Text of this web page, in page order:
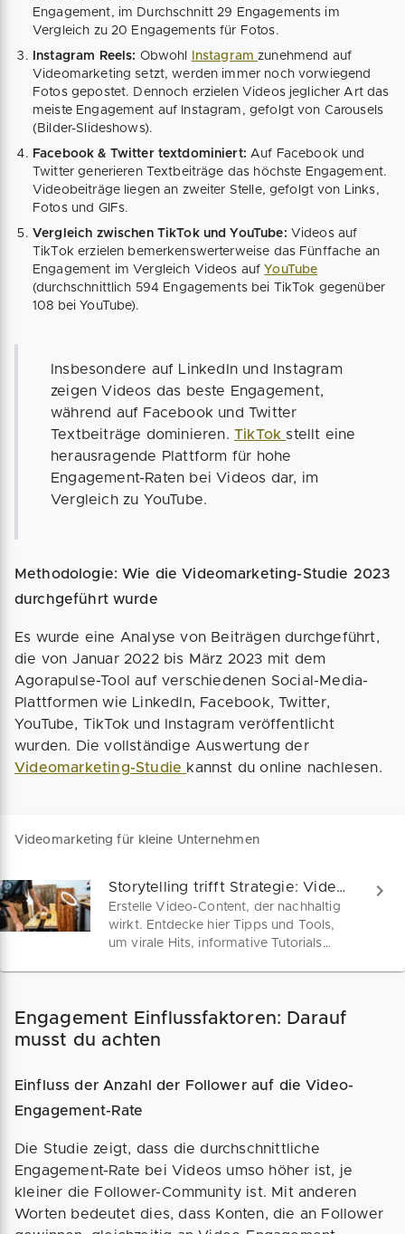
Engagement, im Durchschnitt 29 Engagements im
Vergleich zu 20 Engagements für Fotos.
Instagram Reels: Obwohl Instagramzunehmend auf
Videomarketing setzt, werden immer noch vorwiegend
Fotos gepostet. Dennoch erzielen Videos jeglicher Art das
meiste Engagement auf Instagram, gefolgt von Carousels
(Bilder-Slideshows).
Facebook & Twitter textdominiert: Auf Facebook und
Twitter generieren Textbeiträge das höchste Engagement.
Videobeiträge liegen an zweiter Stelle, gefolgt von Links,
Fotos und GIFs.
Vergleich zwischen TikTok und YouTube: Videos auf
TikTok erzielen bemerkenswerterweise das Fünffache an
Engagement im Vergleich Videos auf YouTube
(durchschnittlich 594 Engagements bei TikTok gegenüber
108 bei YouTube).
Insbesondere auf LinkedIn und Instagram
zeigen Videos das beste Engagement,
während auf Facebook und Twitter
Textbeiträge dominieren. TikTok stellt eine
herausragende Plattform für hohe
Engagement-Raten bei Videos dar, im
Vergleich zu YouTube.
Methodologie: Wie die Videomarketing-Studie 2023
durchgeführt wurde
Es wurde eine Analyse von Beiträgen durchgeführt,
die von Januar 2022 bis März 2023 mit dem
Agorapulse-Tool auf verschiedenen Social-Media-
Plattformen wie LinkedIn, Facebook, Twitter,
YouTube, TikTok und Instagram veröffentlicht
wurden. Die vollständige Auswertung der
Videomarketing-Studie kannst du online nachlesen.
Videomarketing für kleine Unternehmen
Storytelling trifft Strategie: Videos, die verkaufen!
Erstelle Video-Content, der nachhaltig
wirkt. Entdecke hier Tipps und Tools,
um virale Hits, informative Tutorials
Engagement Einflussfaktoren: Darauf
musst du achten
Einfluss der Anzahl der Follower auf die Video-
Engagement-Rate
Die Studie zeigt, dass die durchschnittliche
Engagement-Rate bei Videos umso höher ist, je
kleiner die Follower-Community ist. Mit anderen
Worten bedeutet dies, dass Konten, die an Follower